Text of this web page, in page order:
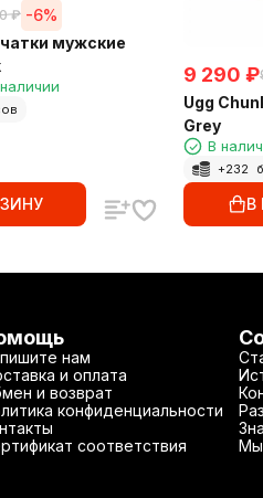
₽ -6%
мужские
9 290 ₽
Ugg
Grey
В
+232
В
нам
и оплата
и возврат
конфиденциальности
соответствия
Мы